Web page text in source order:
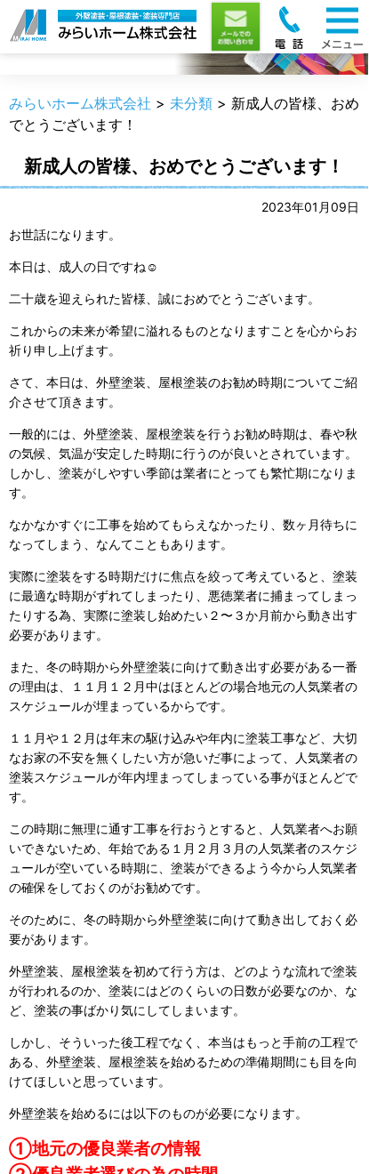
職人のうんちく
みらいホーム株式会社 > 未分類 > 新成人の皆様、おめ
でとうございます！
新成人の皆様、おめでとうございます！
2023年01月09日
お世話になります。
本日は、成人の日ですね☺
二十歳を迎えられた皆様、誠におめでとうございます。
これからの未来が希望に溢れるものとなりますことを心からお
祈り申し上げます。
さて、本日は、外壁塗装、屋根塗装のお勧め時期についてご紹
介させて頂きます。
一般的には、外壁塗装、屋根塗装を行うお勧め時期は、春や秋
の気候、気温が安定した時期に行うのが良いとされています。
しかし、塗装がしやすい季節は業者にとっても繁忙期になりま
す。
なかなかすぐに工事を始めてもらえなかったり、数ヶ月待ちに
なってしまう、なんてこともあります。
実際に塗装をする時期だけに焦点を絞って考えていると、塗装
に最適な時期がずれてしまったり、悪徳業者に捕まってしまっ
たりする為、実際に塗装し始めたい２〜３か月前から動き出す
必要があります。
また、冬の時期から外壁塗装に向けて動き出す必要がある一番
の理由は、１１月１２月中はほとんどの場合地元の人気業者の
スケジュールが埋まっているからです。
１１月や１２月は年末の駆け込みや年内に塗装工事など、大切
なお家の不安を無くしたい方が急いだ事によって、人気業者の
塗装スケジュールが年内埋まってしまっている事がほとんどで
す。
この時期に無理に通す工事を行おうとすると、人気業者へお願
いできないため、年始である１月２月３月の人気業者のスケジ
ュールが空いている時期に、塗装ができるよう今から人気業者
の確保をしておくのがお勧めです。
そのために、冬の時期から外壁塗装に向けて動き出しておく必
要があります。
外壁塗装、屋根塗装を初めて行う方は、どのような流れで塗装
が行われるのか、塗装にはどのくらいの日数が必要なのか、な
ど、塗装の事ばかり気にしてしまいます。
しかし、そういった後工程でなく、本当はもっと手前の工程で
ある、外壁塗装、屋根塗装を始めるための準備期間にも目を向
けてほしいと思っています。
外壁塗装を始めるには以下のものが必要になります。
①地元の優良業者の情報